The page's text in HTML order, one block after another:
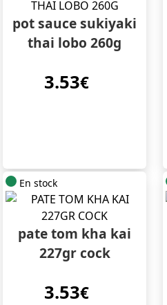
pot sauce sukiyaki
thai lobo 260g
3.53€
En stock
pate tom kha kai
227gr cock
3.53€